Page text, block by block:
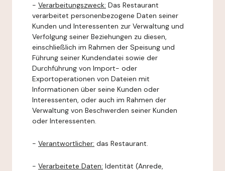
- Verarbeitungszweck: Das Restaurant
verarbeitet personenbezogene Daten seiner
Kunden und Interessenten zur Verwaltung und
Verfolgung seiner Beziehungen zu diesen,
einschließlich im Rahmen der Speisung und
Führung seiner Kundendatei sowie der
Durchführung von Import- oder
Exportoperationen von Dateien mit
Informationen über seine Kunden oder
Interessenten, oder auch im Rahmen der
Verwaltung von Beschwerden seiner Kunden
oder Interessenten.
- Verantwortlicher: das Restaurant.
- Verarbeitete Daten: Identität (Anrede,